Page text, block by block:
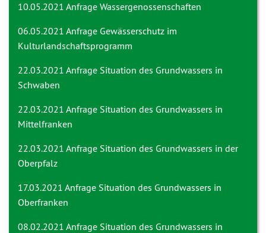
10.05.2021 Anfrage Wassergenossenschaften
06.05.2021 Anfrage Gewässerschutz im
Kulturlandschaftsprogramm
22.03.2021 Anfrage Situation des Grundwassers in
Schwaben
22.03.2021 Anfrage Situation des Grundwassers in
Mittelfranken
22.03.2021 Anfrage Situation des Grundwassers in der
Oberpfalz
17.03.2021 Anfrage Situation des Grundwassers in
Oberfranken
08.02.2021 Anfrage Situation des Grundwassers in